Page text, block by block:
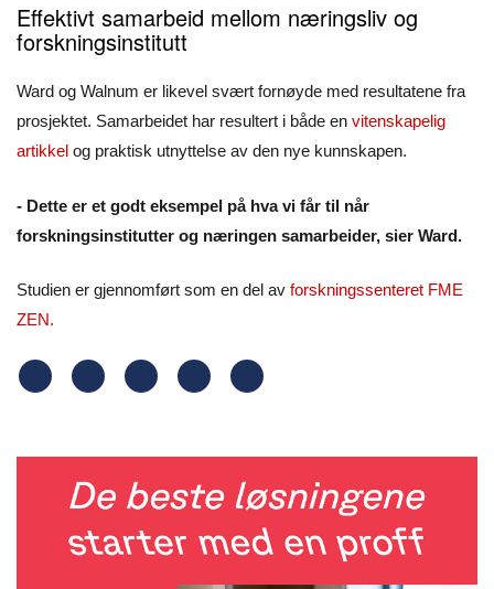
Effektivt samarbeid mellom næringsliv og
forskningsinstitutt
Ward og Walnum er likevel svært fornøyde med resultatene fra
prosjektet. Samarbeidet har resultert i både en vitenskapelig
artikkel og praktisk utnyttelse av den nye kunnskapen.
- Dette er et godt eksempel på hva vi får til når
forskningsinstitutter og næringen samarbeider, sier Ward.
Studien er gjennomført som en del av forskningssenteret FME
ZEN.